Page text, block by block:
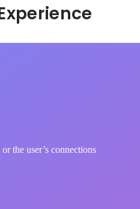
the user’s connections